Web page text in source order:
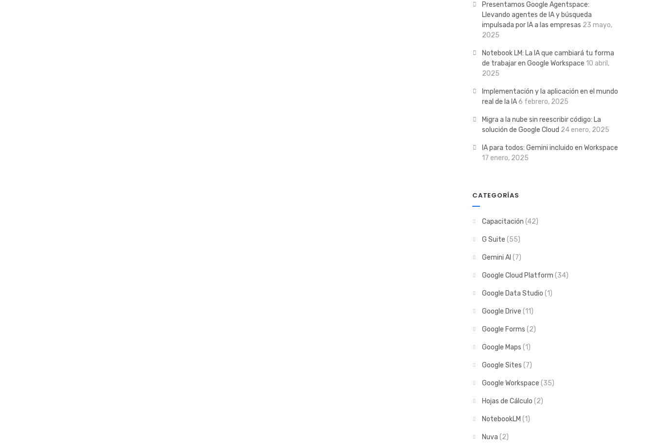
Presentamos Google Agentspace:
Llevando agentes de IA y búsqueda
impulsada por IA a las empresas 23 mayo,
2025
Notebook LM: La IA que cambiará tu forma
de trabajar en Google Workspace 10 abril,
2025
Implementación y la aplicación en el mundo
real de la IA 6 febrero, 2025
Migra a la nube sin reescribir código: La
solución de Google Cloud 24 enero, 2025
IA para todos: Gemini incluido en Workspace
17 enero, 2025
CATEGORÍAS
Capacitación (42)
G Suite (55)
Gemini AI (7)
Google Cloud Platform (34)
Google Data Studio (1)
Google Drive (11)
Google Forms (2)
Google Maps (1)
Google Sites (7)
Google Workspace (35)
Hojas de Cálculo (2)
NotebookLM (1)
Nuva (2)